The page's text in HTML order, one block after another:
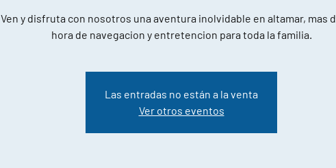
Ven y disfruta con nosotros una aventura inolvidable en altamar, mas
hora de navegacion y entretencion para toda la familia.
Las entradas no están a la venta
Ver otros eventos